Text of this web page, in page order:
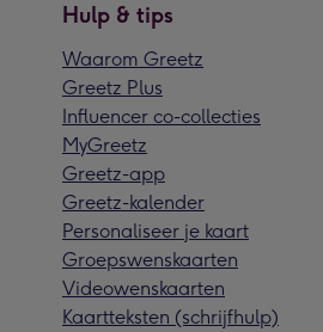
Hulp & tips
Waarom Greetz
Greetz Plus
Influencer co-collecties
MyGreetz
Greetz-app
Greetz-kalender
Personaliseer je kaart
Groepswenskaarten
Videowenskaarten
Kaartteksten (schrijfhulp)